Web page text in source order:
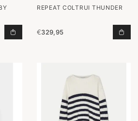
STRIPED RUGBY SHIRT IN SKY
REPEAT COLTRUI THUNDER
€329,95